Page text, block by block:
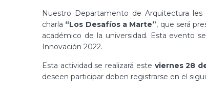
Nuestro Departamento de Arquitectura
charla “Los Desafíos a Marte”, que será
académico de la universidad. Esta evento
Innovación 2022.
Esta actividad se realizará este viernes 28
deseen participar deben registrarse en el